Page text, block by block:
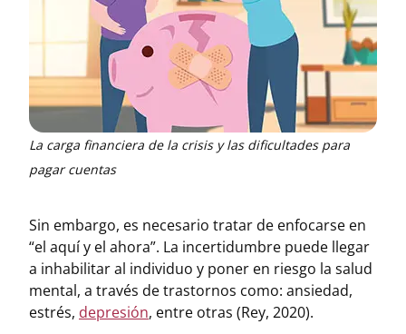
La carga financiera de la crisis y las dificultades para
pagar cuentas
Sin embargo, es necesario tratar de enfocarse en
“el aquí y el ahora”. La incertidumbre puede llegar
a inhabilitar al individuo y poner en riesgo la salud
mental, a través de trastornos como: ansiedad,
estrés, depresión, entre otras (Rey, 2020).